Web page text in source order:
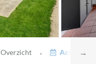
→
Overzicht ·